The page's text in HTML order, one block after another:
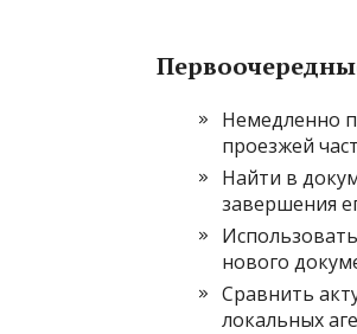
Немедленно
проезжей
Найти в
завершения
нового
Сравнить
локальных